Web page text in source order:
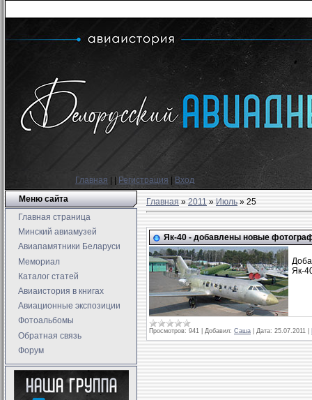
Главная Регистрация
Вход
Меню сайта
Главная страница
Минский авиамузей
Авиапамятники Беларуси
Мемориал
Каталог статей
Авиаистория в книгах
Авиационные экспозиции
Фотоальбомы
Обратная связь
Форум
Главная»2011 » Июль » 25
Як-40 - добавлены новые
Як-
Просмотров: 941 Добавил: Саша Дата: 25.07.2011